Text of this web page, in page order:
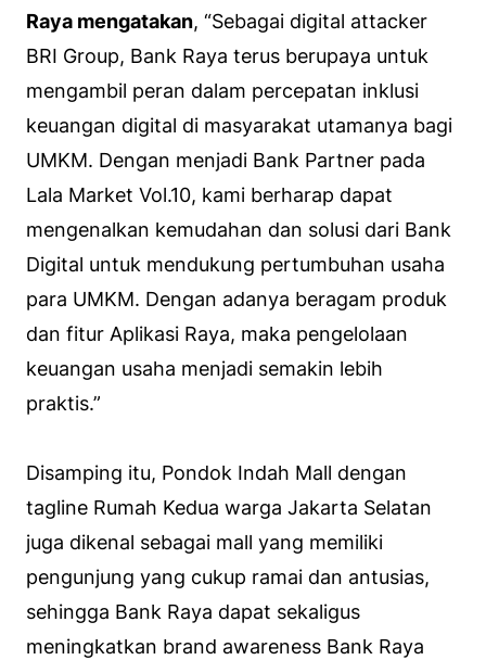
Raya mengatakan, “Sebagai digital attacker
BRI Group, Bank Raya terus berupaya untuk
mengambil peran dalam percepatan inklusi
keuangan digital di masyarakat utamanya bagi
UMKM. Dengan menjadi Bank Partner pada
Lala Market Vol.10, kami berharap dapat
mengenalkan kemudahan dan solusi dari Bank
Digital untuk mendukung pertumbuhan usaha
para UMKM. Dengan adanya beragam produk
dan fitur Aplikasi Raya, maka pengelolaan
keuangan usaha menjadi semakin lebih
praktis.”
Disamping itu, Pondok Indah Mall dengan
tagline Rumah Kedua warga Jakarta Selatan
juga dikenal sebagai mall yang memiliki
pengunjung yang cukup ramai dan antusias,
sehingga Bank Raya dapat sekaligus
meningkatkan brand awareness Bank Raya